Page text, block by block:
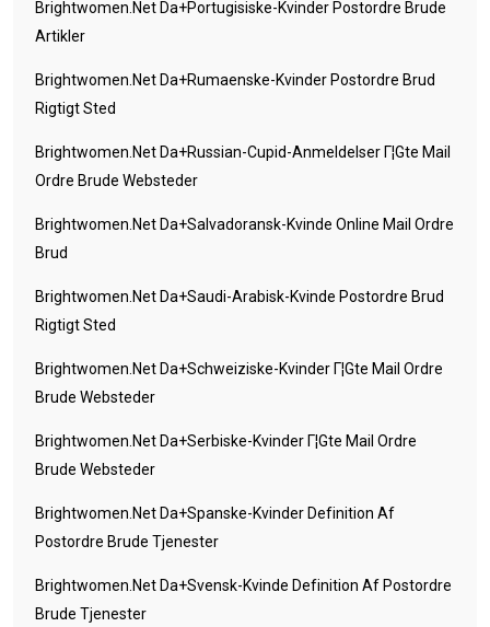
Brightwomen.net Da+portugisiske-Kvinder Postordre Brude
Artikler
Brightwomen.net Da+rumaenske-Kvinder Postordre Brud
Rigtigt Sted
Brightwomen.net Da+russian-Cupid-Anmeldelser Г¦gte Mail
Ordre Brude Websteder
Brightwomen.net Da+salvadoransk-Kvinde Online Mail Ordre
Brud
Brightwomen.net Da+saudi-Arabisk-Kvinde Postordre Brud
Rigtigt Sted
Brightwomen.net Da+schweiziske-Kvinder Г¦gte Mail Ordre
Brude Websteder
Brightwomen.net Da+serbiske-Kvinder Г¦gte Mail Ordre
Brude Websteder
Brightwomen.net Da+spanske-Kvinder Definition Af
Postordre Brude Tjenester
Brightwomen.net Da+svensk-Kvinde Definition Af Postordre
Brude Tjenester